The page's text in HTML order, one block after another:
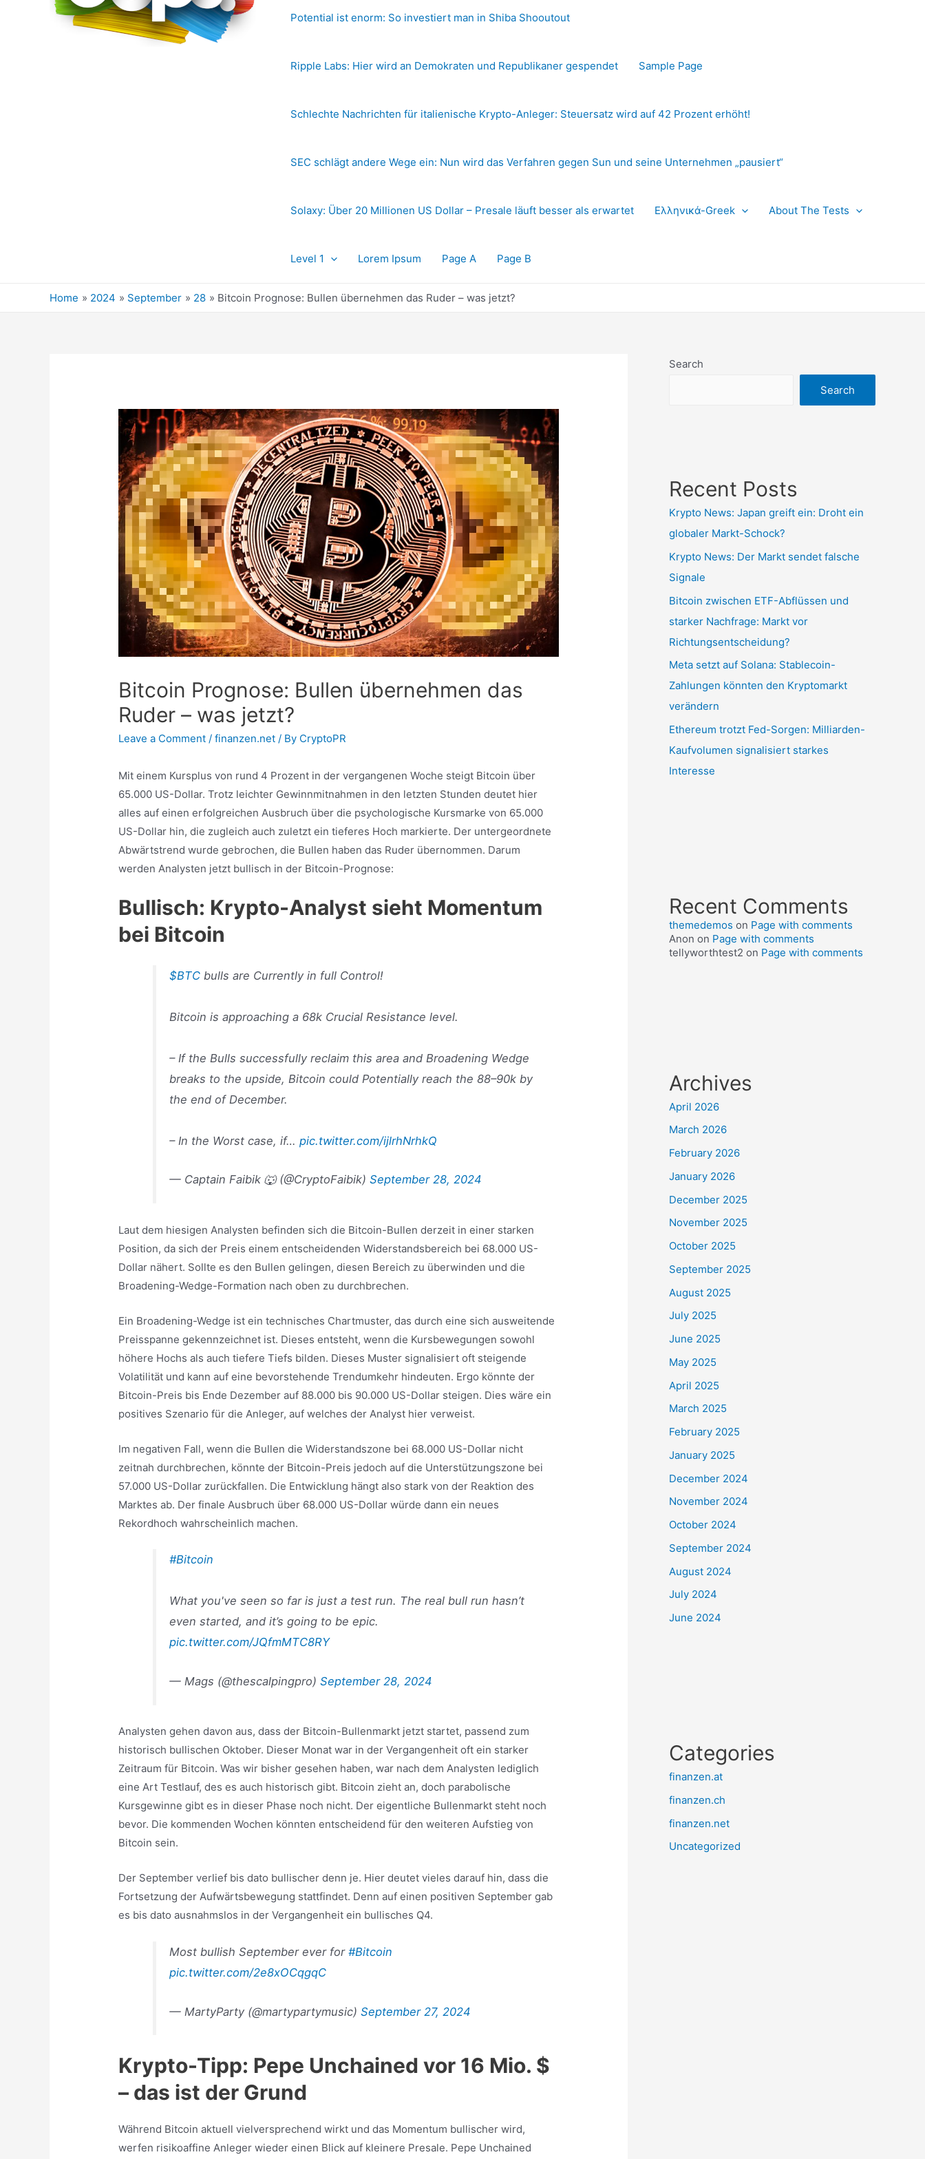
Potential ist enorm: So investiert man in Shiba Shooutout
Ripple Labs: Hier wird an Demokraten und Republikaner gespendet Sample Page
Schlechte Nachrichten für italienische Krypto-Anleger: Steuersatz wird auf 42 Prozent erhöht!
SEC schlägt andere Wege ein: Nun wird das Verfahren gegen Sun und seine Unternehmen „pausiert“
Solaxy: Über 20 Millionen US Dollar – Presale läuft besser als erwartet Ελληνικά-Greek About The Tests
Level 1 Lorem Ipsum Page A Page B
Home 2024 September 28 Bitcoin Prognose: Bullen übernehmen das Ruder – was jetzt?
Bitcoin Prognose: Bullen übernehmen das
Ruder – was jetzt?
Leave a Comment /finanzen.net / By CryptoPR
Mit einem Kursplus von rund 4 Prozent in der vergangenen Woche steigt Bitcoin über
65.000 US-Dollar. Trotz leichter Gewinnmitnahmen in den letzten Stunden deutet hier
alles auf einen erfolgreichen Ausbruch über die psychologische Kursmarke von 65.000
US-Dollar hin, die zugleich auch zuletzt ein tieferes Hoch markierte. Der untergeordnete
Abwärtstrend wurde gebrochen, die Bullen haben das Ruder übernommen. Darum
werden Analysten jetzt bullisch in der Bitcoin-Prognose:
Bullisch: Krypto-Analyst sieht Momentum
bei Bitcoin
$BTC bulls are Currently in full Control!
Bitcoin is approaching a 68k Crucial Resistance level.
– If the Bulls successfully reclaim this area and Broadening Wedge
breaks to the upside, Bitcoin could Potentially reach the 88–90k by
the end of December.
– In the Worst case, if…pic.twitter.com/ijlrhNrhkQ
— Captain Faibik 🐺 (@CryptoFaibik)September 28, 2024
Laut dem hiesigen Analysten befinden sich die Bitcoin-Bullen derzeit in einer starken
Position, da sich der Preis einem entscheidenden Widerstandsbereich bei 68.000 US-
Dollar nähert. Sollte es den Bullen gelingen, diesen Bereich zu überwinden und die
Broadening-Wedge-Formation nach oben zu durchbrechen.
Ein Broadening-Wedge ist ein technisches Chartmuster, das durch eine sich ausweitende
Preisspanne gekennzeichnet ist. Dieses entsteht, wenn die Kursbewegungen sowohl
höhere Hochs als auch tiefere Tiefs bilden. Dieses Muster signalisiert oft steigende
Volatilität und kann auf eine bevorstehende Trendumkehr hindeuten. Ergo könnte der
Bitcoin-Preis bis Ende Dezember auf 88.000 bis 90.000 US-Dollar steigen. Dies wäre ein
positives Szenario für die Anleger, auf welches der Analyst hier verweist.
Im negativen Fall, wenn die Bullen die Widerstandszone bei 68.000 US-Dollar nicht
zeitnah durchbrechen, könnte der Bitcoin-Preis jedoch auf die Unterstützungszone bei
57.000 US-Dollar zurückfallen. Die Entwicklung hängt also stark von der Reaktion des
Marktes ab. Der finale Ausbruch über 68.000 US-Dollar würde dann ein neues
Rekordhoch wahrscheinlich machen.
#Bitcoin
What you've seen so far is just a test run. The real bull run hasn’t
even started, and it’s going to be epic.
pic.twitter.com/JQfmMTC8RY
— Mags (@thescalpingpro)September 28, 2024
Analysten gehen davon aus, dass der Bitcoin-Bullenmarkt jetzt startet, passend zum
historisch bullischen Oktober. Dieser Monat war in der Vergangenheit oft ein starker
Zeitraum für Bitcoin. Was wir bisher gesehen haben, war nach dem Analysten lediglich
eine Art Testlauf, des es auch historisch gibt. Bitcoin zieht an, doch parabolische
Kursgewinne gibt es in dieser Phase noch nicht. Der eigentliche Bullenmarkt steht noch
bevor. Die kommenden Wochen könnten entscheidend für den weiteren Aufstieg von
Bitcoin sein.
Der September verlief bis dato bullischer denn je. Hier deutet vieles darauf hin, dass die
Fortsetzung der Aufwärtsbewegung stattfindet. Denn auf einen positiven September gab
es bis dato ausnahmslos in der Vergangenheit ein bullisches Q4.
Most bullish September ever for#Bitcoin
pic.twitter.com/2e8xOCqgqC
— MartyParty (@martypartymusic)September 27, 2024
Krypto-Tipp: Pepe Unchained vor 16 Mio. $
– das ist der Grund
Während Bitcoin aktuell vielversprechend wirkt und das Momentum bullischer wird,
werfen risikoaffine Anleger wieder einen Blick auf kleinere Presale. Pepe Unchained
Search
Search
Recent Posts
Krypto News: Japan greift ein: Droht ein
globaler Markt-Schock?
Krypto News: Der Markt sendet falsche
Signale
Bitcoin zwischen ETF-Abflüssen und
starker Nachfrage: Markt vor
Richtungsentscheidung?
Meta setzt auf Solana: Stablecoin-
Zahlungen könnten den Kryptomarkt
verändern
Ethereum trotzt Fed-Sorgen: Milliarden-
Kaufvolumen signalisiert starkes
Interesse
Recent Comments
themedemos on Page with comments
Anon on Page with comments
tellyworthtest2 on Page with comments
Archives
April 2026
March 2026
February 2026
January 2026
December 2025
November 2025
October 2025
September 2025
August 2025
July 2025
June 2025
May 2025
April 2025
March 2025
February 2025
January 2025
December 2024
November 2024
October 2024
September 2024
August 2024
July 2024
June 2024
Categories
finanzen.at
finanzen.ch
finanzen.net
Uncategorized